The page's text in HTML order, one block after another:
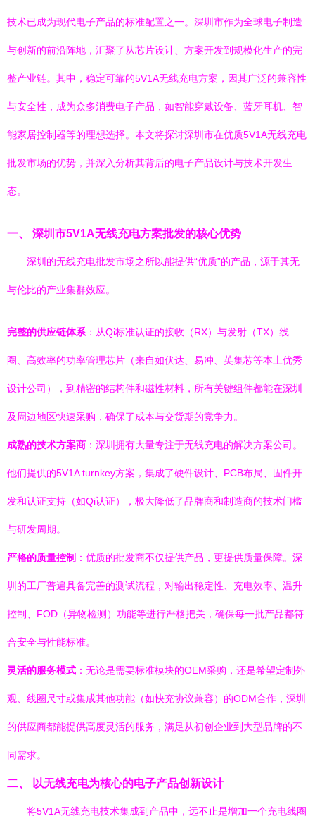
技术已成为现代电子产品的标准配置之一。深圳市作为全球电子制造
与创新的前沿阵地，汇聚了从芯片设计、方案开发到规模化生产的完
整产业链。其中，稳定可靠的5V1A无线充电方案，因其广泛的兼容性
与安全性，成为众多消费电子产品，如智能穿戴设备、蓝牙耳机、智
能家居控制器等的理想选择。本文将探讨深圳市在优质5V1A无线充电
批发市场的优势，并深入分析其背后的电子产品设计与技术开发生
态。
一、 深圳市5V1A无线充电方案批发的核心优势
深圳的无线充电批发市场之所以能提供“优质”的产品，源于其无
与伦比的产业集群效应。
完整的供应链体系 ：从Qi标准认证的接收（RX）与发射（TX）线
圈、高效率的功率管理芯片（来自如伏达、易冲、英集芯等本土优秀
设计公司），到精密的结构件和磁性材料，所有关键组件都能在深圳
及周边地区快速采购，确保了成本与交货期的竞争力。
成熟的技术方案商 ：深圳拥有大量专注于无线充电的解决方案公司。
他们提供的5V1A turnkey方案，集成了硬件设计、PCB布局、固件开
发和认证支持（如Qi认证），极大降低了品牌商和制造商的技术门槛
与研发周期。
严格的质量控制 ：优质的批发商不仅提供产品，更提供质量保障。深
圳的工厂普遍具备完善的测试流程，对输出稳定性、充电效率、温升
控制、FOD（异物检测）功能等进行严格把关，确保每一批产品都符
合安全与性能标准。
灵活的服务模式 ：无论是需要标准模块的OEM采购，还是希望定制外
观、线圈尺寸或集成其他功能（如快充协议兼容）的ODM合作，深圳
的供应商都能提供高度灵活的服务，满足从初创企业到大型品牌的不
同需求。
二、 以无线充电为核心的电子产品创新设计
将5V1A无线充电技术集成到产品中，远不止是增加一个充电线圈